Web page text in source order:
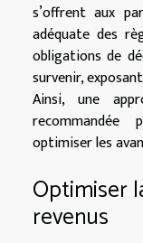
s’offrent aux
adéquate des
obligations de
survenir,
Ainsi, une
optimiser les
Optimiser
revenus